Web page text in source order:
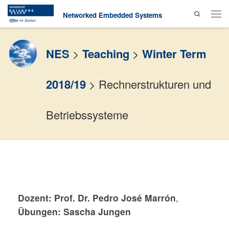
Skip to contentNetworked Embedded Systems
Search
Menu
NES > Teaching > Winter Term
2018/19 > Rechnerstrukturen und
Betriebssysteme
Dozent: Prof. Dr. Pedro José Marrón,
Übungen: Sascha Jungen